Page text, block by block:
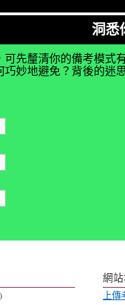
洞悉
先釐清你的備考模式
妙地避免？背後的迷
網
上